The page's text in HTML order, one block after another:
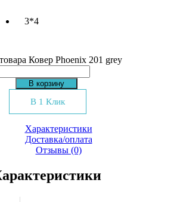
3*4
Ковер Phoenix 201 grey
В корзину
В 1 Клик
Характеристики
Доставка/оплата
Отзывы (0)